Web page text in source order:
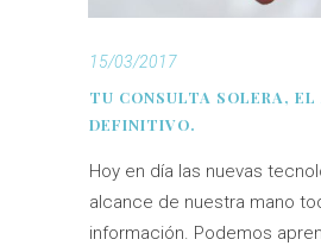
15/03/2017
TU CONSULTA SOLERA, EL
DEFINITIVO.
Hoy en día las nuevas
alcance de nuestra mano
información. Podemos